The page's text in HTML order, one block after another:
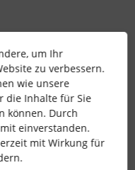
um Ihr
zu verbessern.
wie unsere
die Inhalte für Sie
können. Durch
einverstanden.
mit Wirkung für